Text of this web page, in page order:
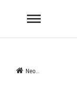
Neo Face